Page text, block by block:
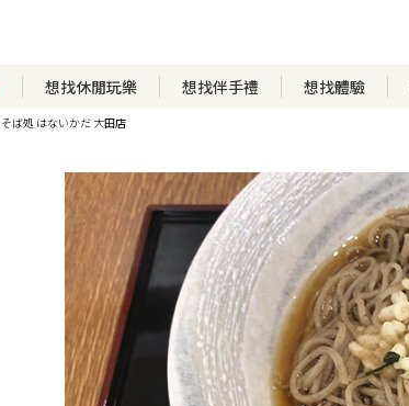
想找休閒玩樂 想找伴手禮 想找體驗
そば処 はないかだ 大田店